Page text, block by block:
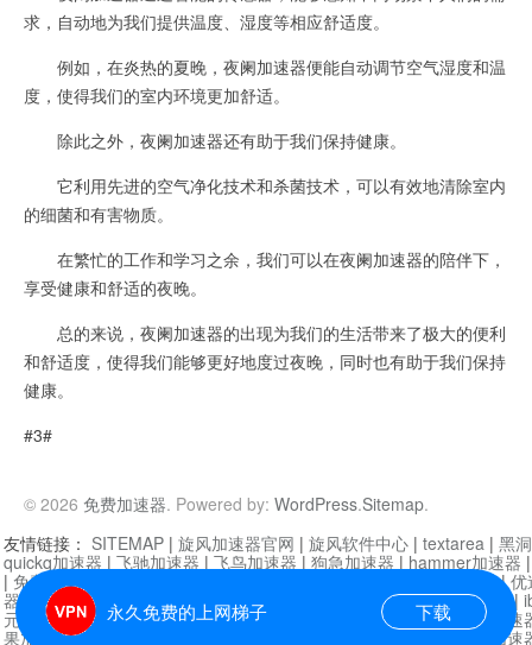
求，自动地为我们提供温度、湿度等相应舒适度。
例如，在炎热的夏晚，夜阑加速器便能自动调节空气湿度和温
度，使得我们的室内环境更加舒适。
除此之外，夜阑加速器还有助于我们保持健康。
它利用先进的空气净化技术和杀菌技术，可以有效地清除室内
的细菌和有害物质。
在繁忙的工作和学习之余，我们可以在夜阑加速器的陪伴下，
享受健康和舒适的夜晚。
总的来说，夜阑加速器的出现为我们的生活带来了极大的便利
和舒适度，使得我们能够更好地度过夜晚，同时也有助于我们保持
健康。
#3#
© 2026 免费加速器. Powered by: WordPress.Sitemap.
永久免费的上网梯子 下载
友情链接： SITEMAP | 旋风加速器官网 | 旋风软件中心 | textarea | 黑
quickq加速器 | 飞驰加速器 | 飞鸟加速器 | 狗急加速器 | hammer加速器
| 免费vqn加速外网 迷雾通|优
器| 快柠檬加速器 |黑洞加速 |falemon 快橙加速器|anycast加速器 |
元机场加速器 |一元机场|老王加速器 | 白石山|
小牛加速
果加速器|黑洞加速 芒果加速